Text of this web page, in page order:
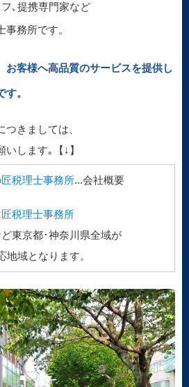
､提携専門家など
事務所です。
お客様へ高品質のサービスを提供し
。
きましては、
します｡【↓】
税理士事務所...会社概要
税理士事務所
東京都･神奈川県全域が
地域となります。